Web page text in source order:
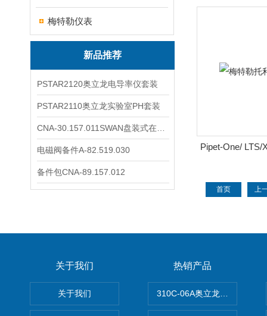
梅特勒仪表
新品推荐
PSTAR2120奥立龙电导率仪套装
PSTAR2110奥立龙实验室PH套装
电磁阀备件A-82.519.030
备件包CNA-89.157.012
晶显示
Pipet-One/ LTS/
首页 上
关于我们
关于我们
热销产品
310C-06A奥立龙实验室台式